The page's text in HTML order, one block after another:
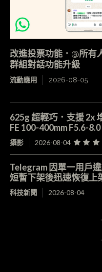
改進投票功能．@所
群組對話功能升級
流動應用 2026-08-05
625g 超輕巧．支援 2x
FE 100-400mm F5.6-
攝影 2026-08-04
Telegram 因單一用戶
短暫下架後迅速恢復上
科技新聞 2026-08-04